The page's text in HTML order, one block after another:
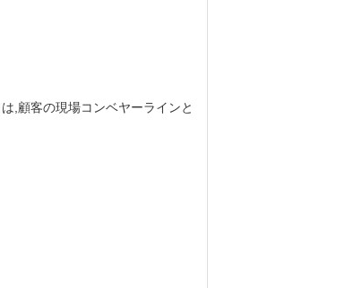
,顧客の現場コンベヤーラインと